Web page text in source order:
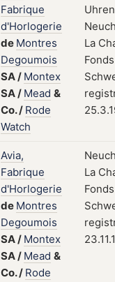
Fabrique
d'Horlogerie
de Montres
Degoumois
SA/ Montex
SA/ Mead &
Co./ Rode
Watch
La
Avia,
Fabrique
d'Horlogerie
de Montres
Degoumois
SA/ Montex
SA/ Mead &
Co./ Rode
La